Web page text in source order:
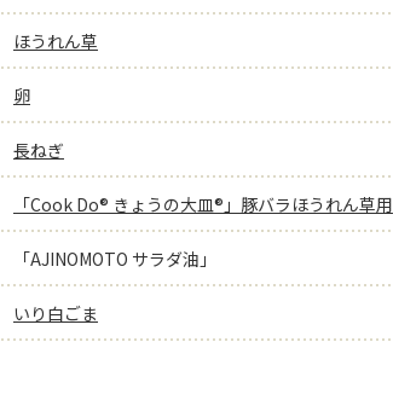
もっと見る
ほうれん草
卵
長ねぎ
「Cook Do® きょうの大皿®」豚バラほうれん草用
「AJINOMOTO サラダ油」
いり白ごま